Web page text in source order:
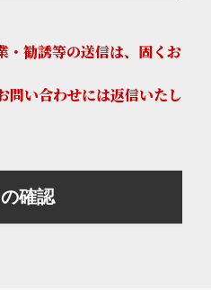
・勧誘等の送信は、固くお
問い合わせには返信いたし